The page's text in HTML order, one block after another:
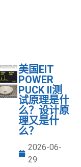
美国EIT
POWER
PUCK II测
试原理是什
么？设计原
理又是什
么？
2026-06-
29